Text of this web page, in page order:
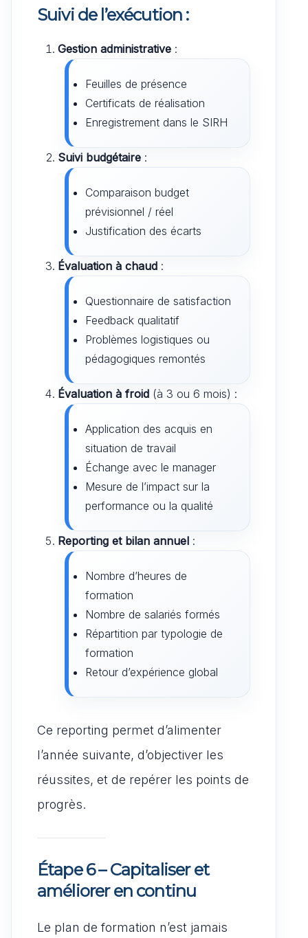
Suivi de l’exécution :
Gestion administrative :
Feuilles de présence
Certificats de réalisation
Enregistrement dans le SIRH
Suivi budgétaire :
Comparaison budget
prévisionnel / réel
Justification des écarts
Évaluation à chaud :
Questionnaire de satisfaction
Feedback qualitatif
Problèmes logistiques ou
pédagogiques remontés
Évaluation à froid (à 3 ou 6 mois) :
Application des acquis en
situation de travail
Échange avec le manager
Mesure de l’impact sur la
performance ou la qualité
Reporting et bilan annuel :
Nombre d’heures de
formation
Nombre de salariés formés
Répartition par typologie de
formation
Retour d’expérience global
Ce reporting permet d’alimenter
l’année suivante, d’objectiver les
réussites, et de repérer les points de
progrès.
Étape 6 – Capitaliser et
améliorer en continu
Le plan de formation n’est jamais